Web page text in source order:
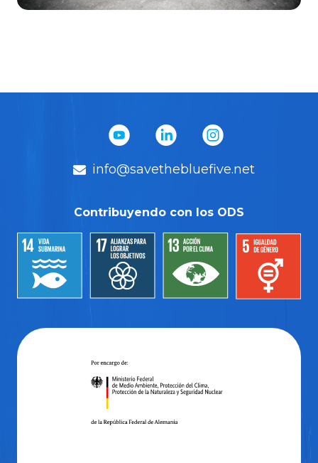
info@savethebluefive.net
Contribuyendo con los ODS